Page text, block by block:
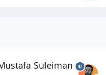
Mustafa Suleiman